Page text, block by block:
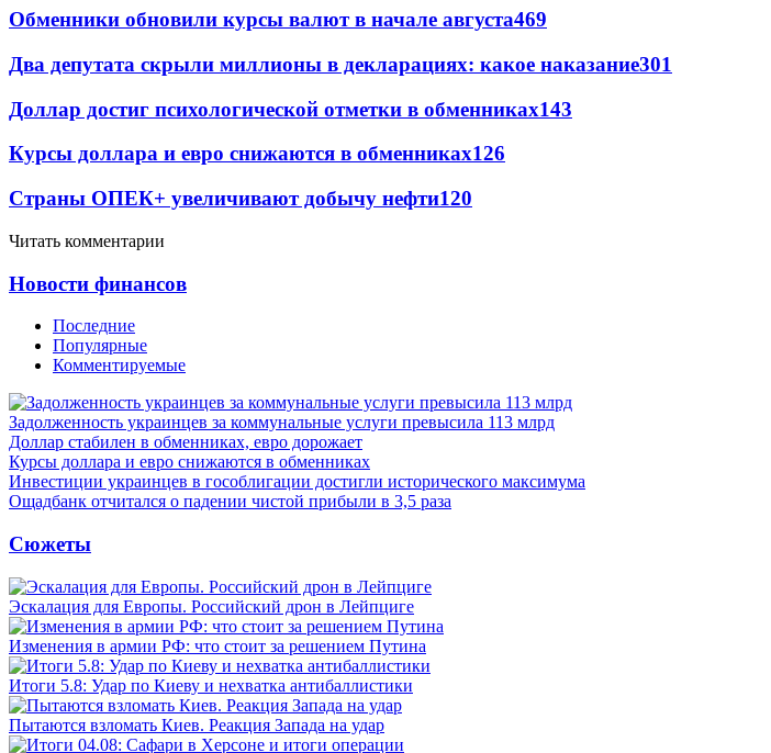
Обменники обновили курсы валют в начале августа469
Два депутата скрыли миллионы в декларациях: какое наказание301
Доллар достиг психологической отметки в обменниках143
Курсы доллара и евро снижаются в обменниках126
Страны ОПЕК+ увеличивают добычу нефти120
Читать комментарии
Новости финансов
Последние
Популярные
Комментируемые
Задолженность украинцев за коммунальные услуги превысила 113 млрд
Доллар стабилен в обменниках, евро дорожает
Курсы доллара и евро снижаются в обменниках
Инвестиции украинцев в гособлигации достигли исторического максимума
Ощадбанк отчитался о падении чистой прибыли в 3,5 раза
Сюжеты
Эскалация для Европы. Российский дрон в Лейпциге
Изменения в армии РФ: что стоит за решением Путина
Итоги 5.8: Удар по Киеву и нехватка антибаллистики
Пытаются взломать Киев. Реакция Запада на удар